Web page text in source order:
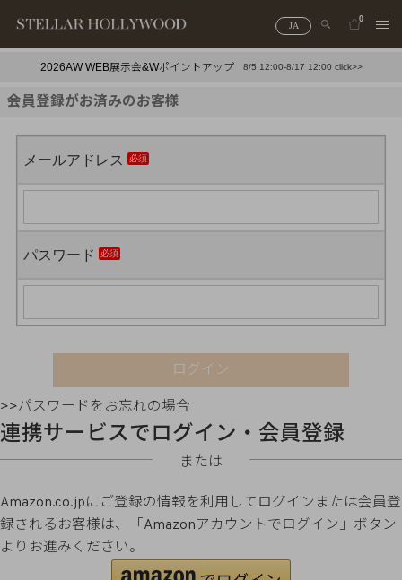
JA
0
2026AW WEB展示会&Wポイントアップ 8/5 12:00-8/17 12:00 click>>
会員登録がお済みのお客様
メールアドレス
パスワード
ログイン
>>パスワードをお忘れの場合
連携サービスでログイン・会員登録
または
Amazon.co.jpにご登録の情報を利用してログインまたは会員登
録されるお客様は、「Amazonアカウントでログイン」ボタン
よりお進みください。